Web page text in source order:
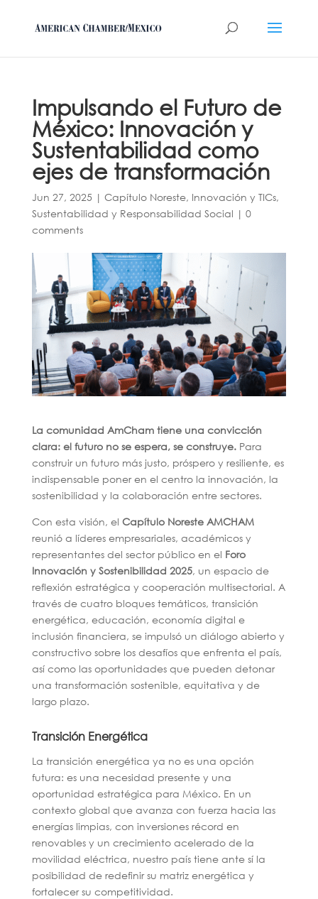
Impulsando el Futuro de
México: Innovación y
Sustentabilidad como
ejes de transformación
Jun 27, 2025 | Capítulo Noreste, Innovación y TICs,
Sustentabilidad y Responsabilidad Social | 0
comments
La comunidad AmCham tiene una convicción
clara: el futuro no se espera, se construye. Para
construir un futuro más justo, próspero y resiliente, es
indispensable poner en el centro la innovación, la
sostenibilidad y la colaboración entre sectores.
Con esta visión, el Capítulo Noreste AMCHAM
reunió a líderes empresariales, académicos y
representantes del sector público en el Foro
Innovación y Sostenibilidad 2025, un espacio de
reflexión estratégica y cooperación multisectorial. A
través de cuatro bloques temáticos, transición
energética, educación, economía digital e
inclusión financiera, se impulsó un diálogo abierto y
constructivo sobre los desafíos que enfrenta el país,
así como las oportunidades que pueden detonar
una transformación sostenible, equitativa y de
largo plazo.
Transición Energética
La transición energética ya no es una opción
futura: es una necesidad presente y una
oportunidad estratégica para México. En un
contexto global que avanza con fuerza hacia las
energías limpias, con inversiones récord en
renovables y un crecimiento acelerado de la
movilidad eléctrica, nuestro país tiene ante sí la
posibilidad de redefinir su matriz energética y
fortalecer su competitividad.